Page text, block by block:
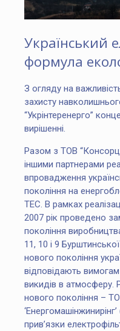
Український
формула
З огляду на
захисту
“Укрінтеренерго”
вирішенні.
Разом з ТОВ
іншими партнерами
впровадження
покоління на
ТЕС. В рамках
2007 рік проведено
покоління
11, 10 і 9
нового покоління
відповідають
викидів в атмосферу.
нового покоління –
прив’язки